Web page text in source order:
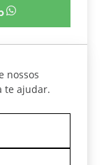
nossos
te ajudar.